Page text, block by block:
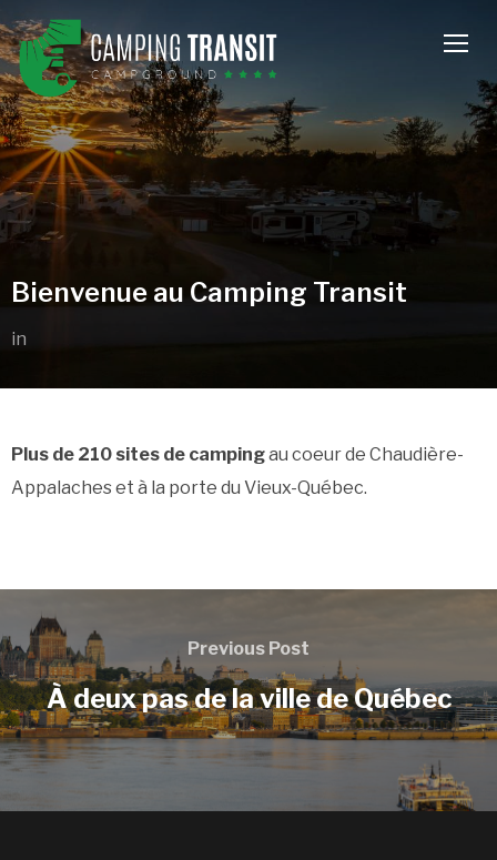
Bienvenue au Camping Transit
in
Plus de 210 sites de campingau coeur de Chaudière-
Appalaches et à la porte du Vieux-Québec.
Previous Post
À deux pas de la ville de Québec